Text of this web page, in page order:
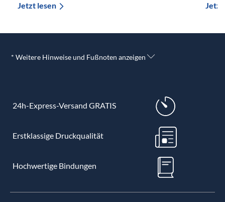
Jetzt lesen Jetzt
* Weitere Hinweise und Fußnoten anzeigen
24h-Express-Versand GRATIS
Erstklassige Druckqualität
Hochwertige Bindungen